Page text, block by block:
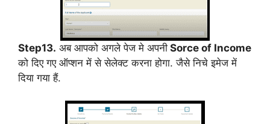
Step13. अब आपको अगले पेज मे अपनी Sorce of Income
को दिए गए ऑप्शन में से सेलेक्ट करना होगा. जैसे निचे इमेज में
दिया गया हैं.